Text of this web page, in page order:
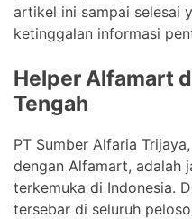
artikel ini sampai selesai
ketinggalan informasi
Helper Alfamart
Tengah
PT Sumber Alfaria
dengan Alfamart, adalah
terkemuka di Indonesia.
tersebar di seluruh